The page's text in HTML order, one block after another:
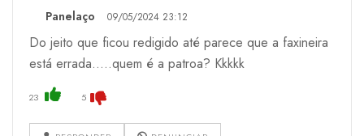
Panelaço 09/05/2024 23:12
Do jeito que ficou redigido até parece que a faxineira
está errada.....quem é a patroa? Kkkkk
23 5